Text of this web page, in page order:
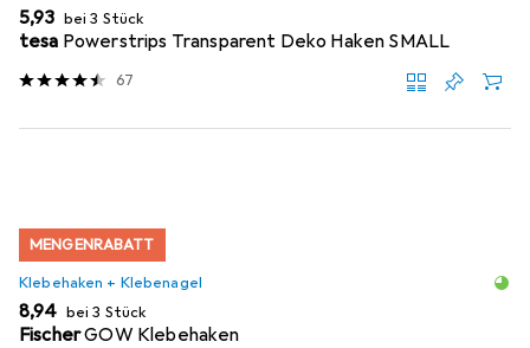
EUR
5,93 bei 3 Stück
tesa Powerstrips Transparent Deko Haken SMALL
67
MENGENRABATT
Klebehaken + Klebenagel
EUR
8,94 bei 3 Stück
FischerGOW Klebehaken